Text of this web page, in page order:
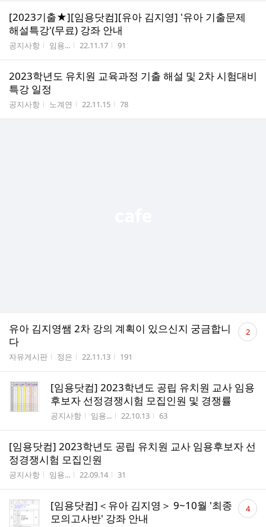
[2023기출★][임용닷컴][유아 김지영] '유아 기출문제
해설특강'(무료) 강좌 안내
게시판명
공지사항 작성자
임용... 작성시간
22.11.17 조회수
91
2023학년도 유치원 교육과정 기출 해설 및 2차 시험대비
특강 일정
게시판명
공지사항 작성자
노계연 작성시간
22.11.15 조회수
78
유아 김지영쌤 2차 강의 계획이 있으신지 궁금합니
다
게시판명
자유게시판 작성자
정은 작성시간
22.11.13 조회수
191
댓
글 2
[임용닷컴] 2023학년도 공립 유치원 교사 임용
후보자 선정경쟁시험 모집인원 및 경쟁률
게시판명
공지사항 작성자
임용... 작성시간
22.10.13 조회수
63
[임용닷컴] 2023학년도 공립 유치원 교사 임용후보자 선
정경쟁시험 모집인원
게시판명
공지사항 작성자
임용... 작성시간
22.09.14 조회수
31
[임용닷컴]＜유아 김지영＞ 9~10월 '최종
모의고사반' 강좌 안내
댓
글 4